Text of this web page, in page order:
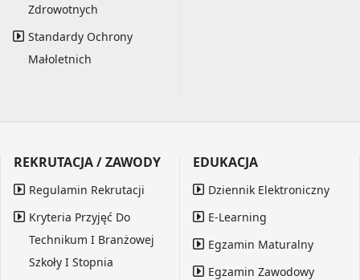
Zdrowotnych
Standardy Ochrony
Małoletnich
REKRUTACJA / ZAWODY
Regulamin Rekrutacji
Kryteria Przyjęć Do
Technikum I Branżowej
Szkoły I Stopnia
EDUKACJA
Dziennik Elektroniczny
E-Learning
Egzamin Maturalny
Egzamin Zawodowy